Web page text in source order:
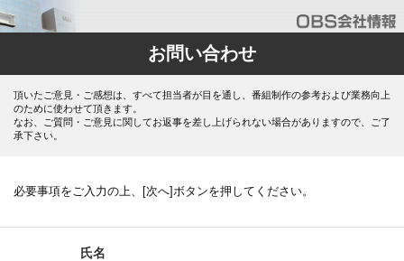
お問い合わせ
頂いたご意見・ご感想は、すべて担当者が目を通し、番組制作の参考および業務向上
のために使わせて頂きます。
なお、ご質問・ご意見に関してお返事を差し上げられない場合がありますので、ご了
承下さい。
必要事項をご入力の上、[次へ]ボタンを押してください。
氏名